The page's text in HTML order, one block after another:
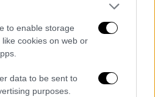
to enable storage
cookies on web or
data to be sent to
purposes.
επέστρεψε στην
κατακτώντας
πριν κλείσει ξανά την
Με την εθνική
Παγκόσμιο Κύπελλο
Κύπελλο Ιταλίας